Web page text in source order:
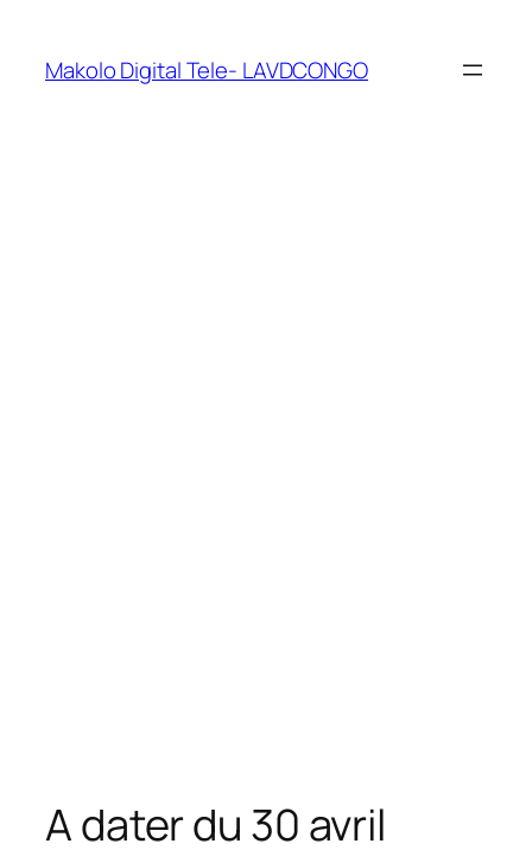
Makolo Digital Tele- LAVDCONGO
A dater du 30 avril